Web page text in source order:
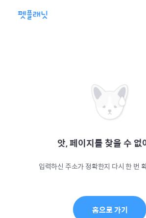
앗, 페이지를 찾을 수 없
입력하신 주소가 정확한지 다시 한 번
홈으로 가기